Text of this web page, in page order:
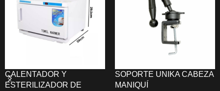
CALENTADOR Y
ESTERILIZADOR DE
SOPORTE UNIKA CABEZA
MANIQUÍ